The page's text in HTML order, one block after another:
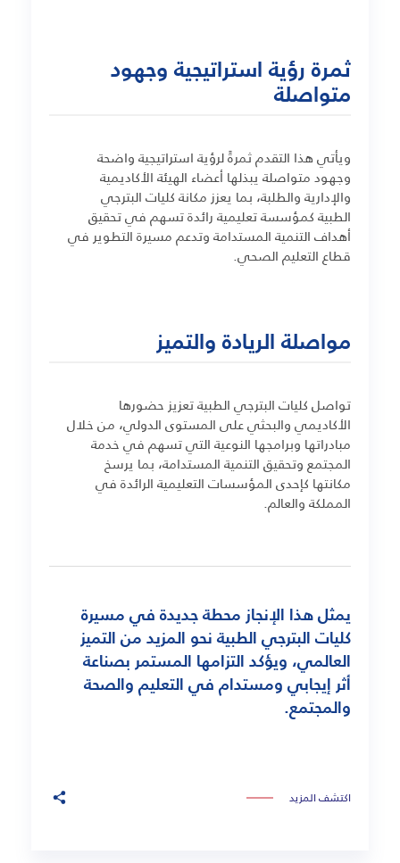
ثمرة رؤية استراتيجية وجهود
متواصلة
ويأتي هذا التقدم ثمرةً لرؤية استراتيجية واضحة
وجهود متواصلة يبذلها أعضاء الهيئة الأكاديمية
والإدارية والطلبة، بما يعزز مكانة كليات البترجي
الطبية كمؤسسة تعليمية رائدة تسهم في تحقيق
أهداف التنمية المستدامة وتدعم مسيرة التطوير في
قطاع التعليم الصحي.
مواصلة الريادة والتميز
تواصل كليات البترجي الطبية تعزيز حضورها
الأكاديمي والبحثي على المستوى الدولي، من خلال
مبادراتها وبرامجها النوعية التي تسهم في خدمة
المجتمع وتحقيق التنمية المستدامة، بما يرسخ
مكانتها كإحدى المؤسسات التعليمية الرائدة في
المملكة والعالم.
يمثل هذا الإنجاز محطة جديدة في مسيرة
كليات البترجي الطبية نحو المزيد من التميز
العالمي، ويؤكد التزامها المستمر بصناعة
أثر إيجابي ومستدام في التعليم والصحة
والمجتمع.
اكتشف المزيد